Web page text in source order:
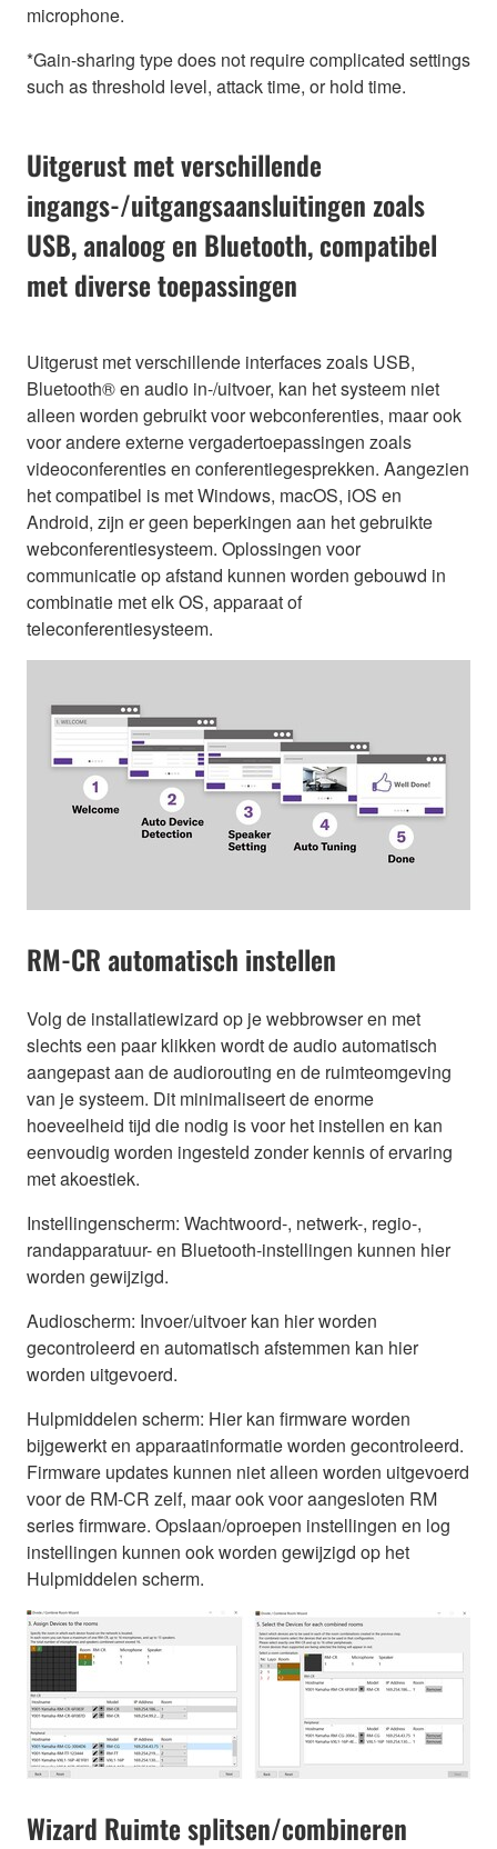
microphone.
*Gain-sharing type does not require complicated settings
such as threshold level, attack time, or hold time.
Uitgerust met verschillende
ingangs-/uitgangsaansluitingen zoals
USB, analoog en Bluetooth, compatibel
met diverse toepassingen
Uitgerust met verschillende interfaces zoals USB,
Bluetooth® en audio in-/uitvoer, kan het systeem niet
alleen worden gebruikt voor webconferenties, maar ook
voor andere externe vergadertoepassingen zoals
videoconferenties en conferentiegesprekken. Aangezien
het compatibel is met Windows, macOS, iOS en
Android, zijn er geen beperkingen aan het gebruikte
webconferentiesysteem. Oplossingen voor
communicatie op afstand kunnen worden gebouwd in
combinatie met elk OS, apparaat of
teleconferentiesysteem.
RM-CR automatisch instellen
Volg de installatiewizard op je webbrowser en met
slechts een paar klikken wordt de audio automatisch
aangepast aan de audiorouting en de ruimteomgeving
van je systeem. Dit minimaliseert de enorme
hoeveelheid tijd die nodig is voor het instellen en kan
eenvoudig worden ingesteld zonder kennis of ervaring
met akoestiek.
Instellingenscherm: Wachtwoord-, netwerk-, regio-,
randapparatuur- en Bluetooth-instellingen kunnen hier
worden gewijzigd.
Audioscherm: Invoer/uitvoer kan hier worden
gecontroleerd en automatisch afstemmen kan hier
worden uitgevoerd.
Hulpmiddelen scherm: Hier kan firmware worden
bijgewerkt en apparaatinformatie worden gecontroleerd.
Firmware updates kunnen niet alleen worden uitgevoerd
voor de RM-CR zelf, maar ook voor aangesloten RM
series firmware. Opslaan/oproepen instellingen en log
instellingen kunnen ook worden gewijzigd op het
Hulpmiddelen scherm.
Wizard Ruimte splitsen/combineren